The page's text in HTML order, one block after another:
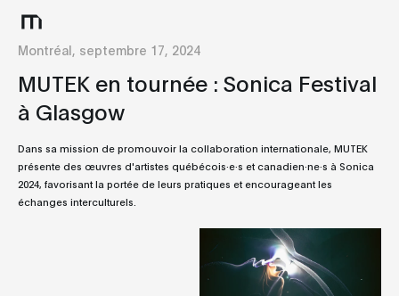
Montréal, septembre 17, 2024
MUTEK en tournée : Sonica Festival
à Glasgow
Dans sa mission de promouvoir la collaboration internationale, MUTEK
présente des œuvres d'artistes québécois·e·s et canadien·ne·s à Sonica
2024, favorisant la portée de leurs pratiques et encourageant les
échanges interculturels.